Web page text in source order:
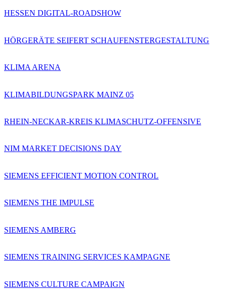
HESSEN DIGITAL-ROADSHOW
HÖRGERÄTE SEIFERT SCHAUFENSTERGESTALTUNG
KLIMA ARENA
KLIMABILDUNGSPARK MAINZ 05
RHEIN-NECKAR-KREIS KLIMASCHUTZ-OFFENSIVE
NIM MARKET DECISIONS DAY
SIEMENS EFFICIENT MOTION CONTROL
SIEMENS THE IMPULSE
SIEMENS AMBERG
SIEMENS TRAINING SERVICES KAMPAGNE
SIEMENS CULTURE CAMPAIGN